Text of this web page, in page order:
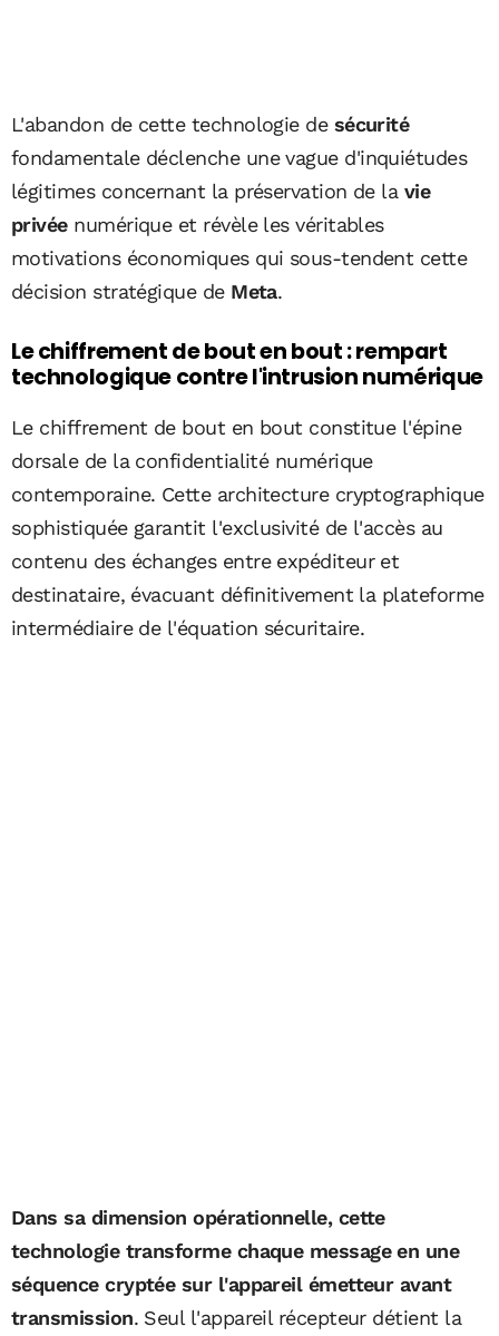
L'abandon de cette technologie de sécurité
fondamentale déclenche une vague d'inquiétudes
légitimes concernant la préservation de la vie
privéenumérique et révèle les véritables
motivations économiques qui sous-tendent cette
décision stratégique de Meta.
Le chiffrement de bout en bout : rempart
technologique contre l'intrusion numérique
Le chiffrement de bout en bout constitue l'épine
dorsale de la confidentialité numérique
contemporaine. Cette architecture cryptographique
sophistiquée garantit l'exclusivité de l'accès au
contenu des échanges entre expéditeur et
destinataire, évacuant définitivement la plateforme
intermédiaire de l'équation sécuritaire.
Dans sa dimension opérationnelle, cette
technologie transforme chaque message en une
séquence cryptée sur l'appareil émetteur avant
transmission. Seul l'appareil récepteur détient la